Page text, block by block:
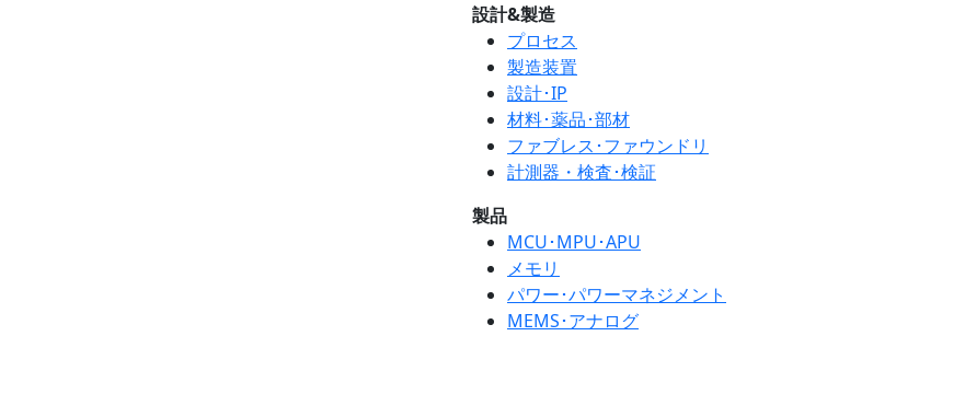
設計&製造
プロセス
製造装置
設計･IP
材料･薬品･部材
ファブレス･ファウンドリ
計測器・検査･検証
製品
MCU･MPU･APU
メモリ
パワー･パワーマネジメント
MEMS･アナログ